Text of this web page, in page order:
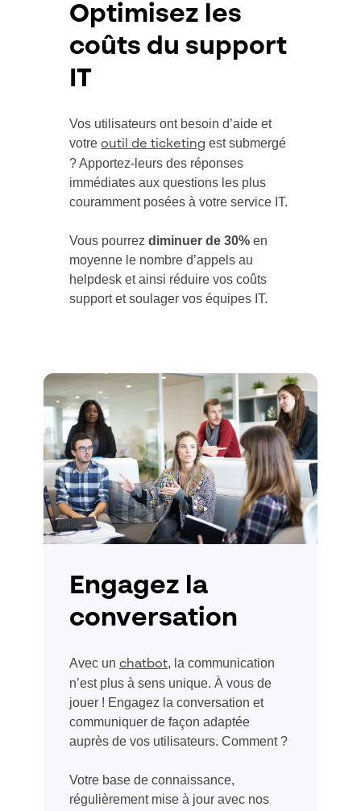
Optimisez les
coûts du support
IT
Vos utilisateurs ont besoin d’aide et
votre outil de ticketing est submergé
? Apportez-leurs des réponses
immédiates aux questions les plus
couramment posées à votre service IT.
Vous pourrez diminuer de 30% en
moyenne le nombre d’appels au
helpdesk et ainsi réduire vos coûts
support et soulager vos équipes IT.
Engagez la
conversation
Avec un chatbot, la communication
n’est plus à sens unique. À vous de
jouer ! Engagez la conversation et
communiquer de façon adaptée
auprès de vos utilisateurs. Comment ?
Votre base de connaissance,
régulièrement mise à jour avec nos